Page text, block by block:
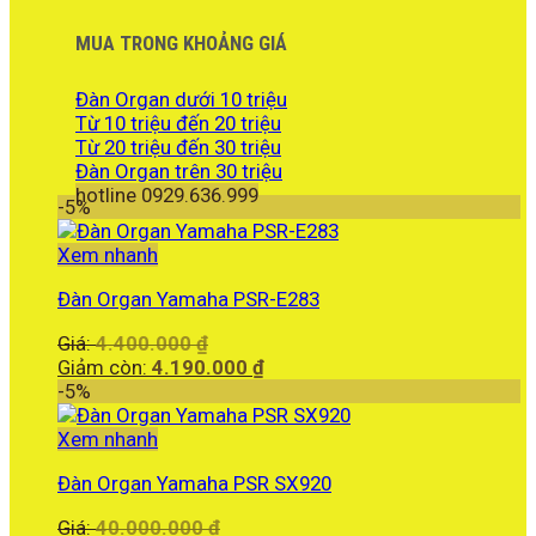
MUA TRONG KHOẢNG GIÁ
Đàn Organ dưới 10 triệu
Từ 10 triệu đến 20 triệu
Từ 20 triệu đến 30 triệu
Đàn Organ trên 30 triệu
hotline 0929.636.999
-5%
Xem nhanh
Đàn Organ Yamaha PSR-E283
Giá:4.400.000₫
gốc
4.400.000 ₫.
Giảm còn: 4.190.000 ₫Giá
tại
-5%
Xem nhanh
Đàn Organ Yamaha PSR SX920
Giá:40.000.000₫